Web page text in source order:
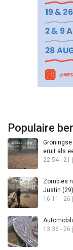
Populaire
eruit als
22:54 - 21
Zombies
Justin
16:11 - 26
13:36 - 26